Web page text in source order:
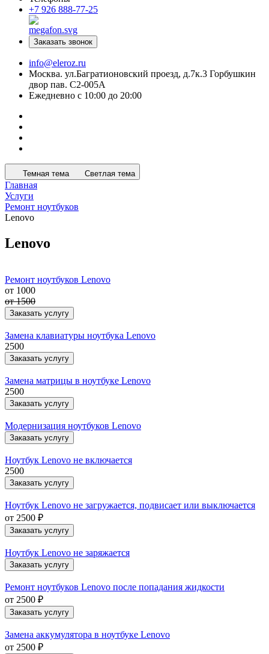
+7 926 888-77-25
Заказать звонок
info@eleroz.ru
Москва. ул.Багратионовский проезд, д.7к.3 Горбушкин
двор пав. C2-005A
Ежедневно с 10:00 до 20:00
Темная тема Светлая тема
Главная
Услуги
Ремонт ноутбуков
Lenovo
Lenovo
Ремонт ноутбуков Lenovo
от 1000
от 1500
Заказать услугу
Замена клавиатуры ноутбука Lenovo
2500
Заказать услугу
Замена матрицы в ноутбуке Lenovo
2500
Заказать услугу
Модернизация ноутбуков Lenovo
Заказать услугу
Ноутбук Lenovo не включается
2500
Заказать услугу
Ноутбук Lenovo не загружается, подвисает или выключается
от 2500 ₽
Заказать услугу
Ноутбук Lenovo не заряжается
Заказать услугу
Ремонт ноутбуков Lenovo после попадания жидкости
от 2500 ₽
Заказать услугу
Замена аккумулятора в ноутбуке Lenovo
от 2500 ₽